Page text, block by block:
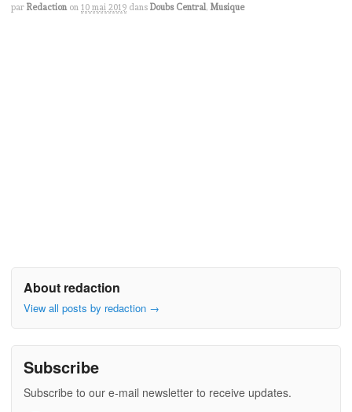
par Redaction on 10 mai 2019 dans Doubs Central, Musique
About redaction
View all posts by redaction →
Subscribe
Subscribe to our e-mail newsletter to receive updates.